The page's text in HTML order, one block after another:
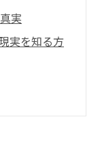
実
実を知る方
用術